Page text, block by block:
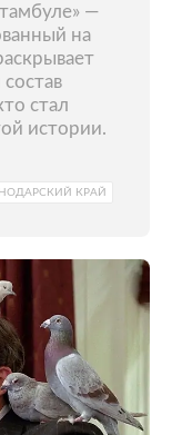
—
на
стал
истории.
КРАЙ